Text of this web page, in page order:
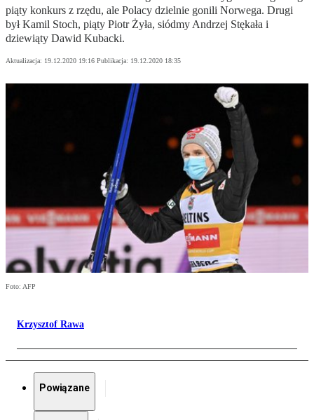
piąty konkurs z rzędu, ale Polacy dzielnie gonili Norwega. Drugi
był Kamil Stoch, piąty Piotr Żyła, siódmy Andrzej Stękała i
dziewiąty Dawid Kubacki.
Aktualizacja: 19.12.2020 19:16 Publikacja: 19.12.2020 18:35
Foto: AFP
Krzysztof Rawa
Powiązane